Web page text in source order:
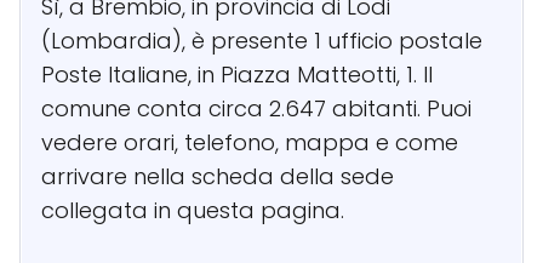
Sì, a Brembio, in provincia di Lodi
(Lombardia), è presente 1 ufficio postale
Poste Italiane, in Piazza Matteotti, 1. Il
comune conta circa 2.647 abitanti. Puoi
vedere orari, telefono, mappa e come
arrivare nella scheda della sede
collegata in questa pagina.